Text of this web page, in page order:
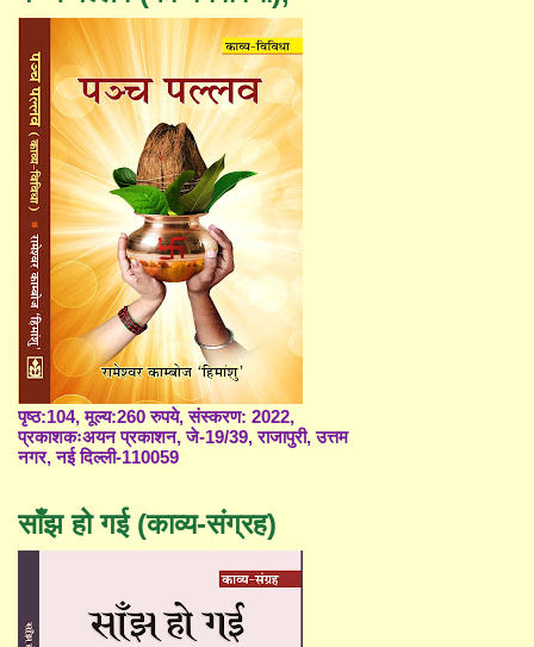
पृष्ठ:104, मूल्य:260 रुपये, संस्करण: 2022,
प्रकाशकःअयन प्रकाशन, जे-19/39, राजापुरी, उत्तम
नगर, नई दिल्ली-110059
साँझ हो गई (काव्य-संग्रह)